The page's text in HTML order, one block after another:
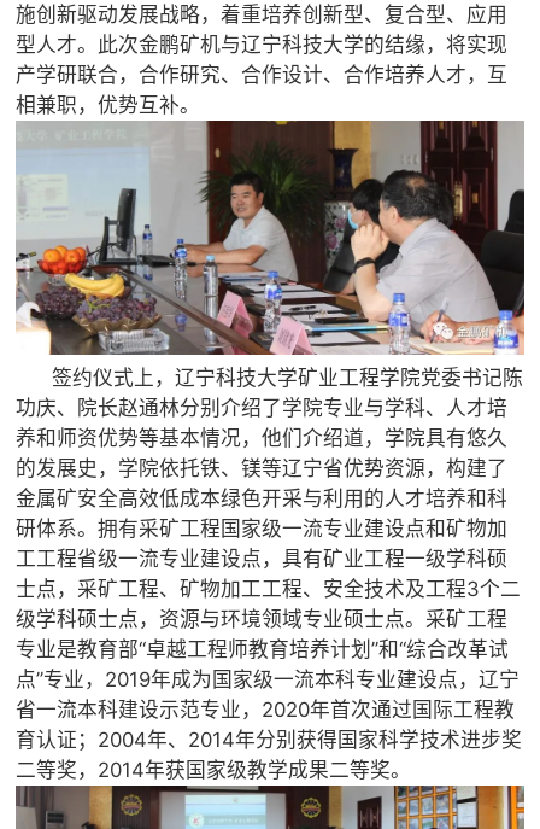
施创新驱动发展战略，着重培养创新型、复合型、应用
型人才。此次金鹏矿机与辽宁科技大学的结缘，将实现
产学研联合，合作研究、合作设计、合作培养人才，互
相兼职，优势互补。
签约仪式上，辽宁科技大学矿业工程学院党委书记陈
功庆、院长赵通林分别介绍了学院专业与学科、人才培
养和师资优势等基本情况，他们介绍道，学院具有悠久
的发展史，学院依托铁、镁等辽宁省优势资源，构建了
金属矿安全高效低成本绿色开采与利用的人才培养和科
研体系。拥有采矿工程国家级一流专业建设点和矿物加
工工程省级一流专业建设点，具有矿业工程一级学科硕
士点，采矿工程、矿物加工工程、安全技术及工程3个二
级学科硕士点，资源与环境领域专业硕士点。采矿工程
专业是教育部“卓越工程师教育培养计划”和“综合改革试
点”专业，2019年成为国家级一流本科专业建设点，辽宁
省一流本科建设示范专业，2020年首次通过国际工程教
育认证；2004年、2014年分别获得国家科学技术进步奖
二等奖，2014年获国家级教学成果二等奖。